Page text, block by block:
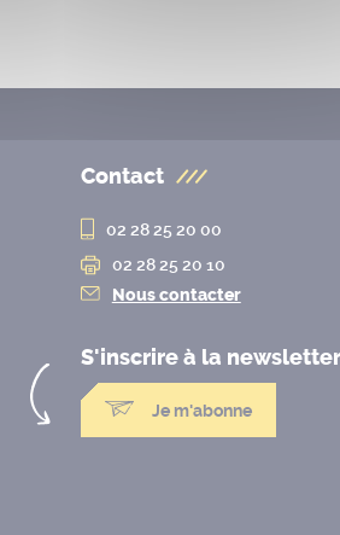
Contact
02 28 25 20 00
02 28 25 20 10
Nous contacter
S'inscrire à la newsletter
Je m'abonne